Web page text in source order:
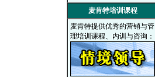
麦肯特培训课程
麦肯特提供优秀的营销与管
理培训课程、内训与咨询：